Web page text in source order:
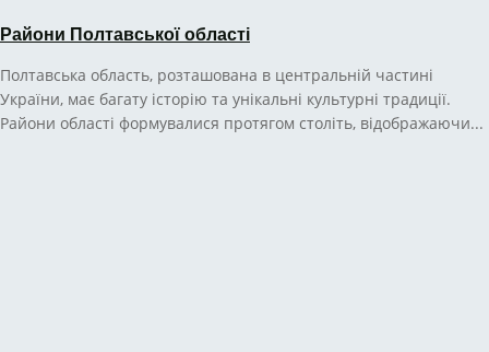
Райони Полтавської області
Полтавська область, розташована в центральній частині
України, має багату історію та унікальні культурні традиції.
Райони області формувалися протягом століть, відображаючи...